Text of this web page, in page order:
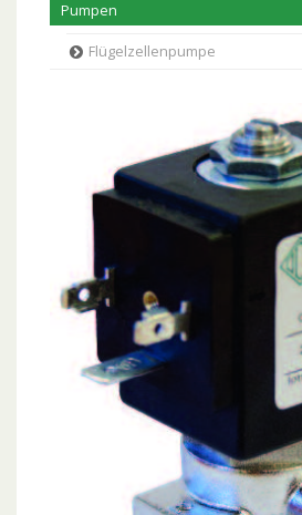
Pumpen
Flügelzellenpumpe